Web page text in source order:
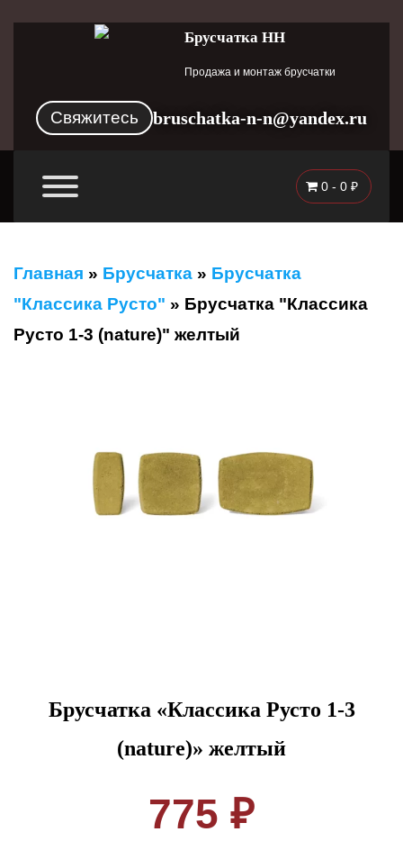
Брусчатка НН
Продажа и монтаж брусчатки
Свяжитесь bruschatka-n-n@yandex.ru
0 - 0 ₽
Главная » Брусчатка » Брусчатка
"Классика Русто" » Брусчатка "Классика
Русто 1-3 (nature)" желтый
Брусчатка «Классика Русто 1-3
(nature)» желтый
775 ₽